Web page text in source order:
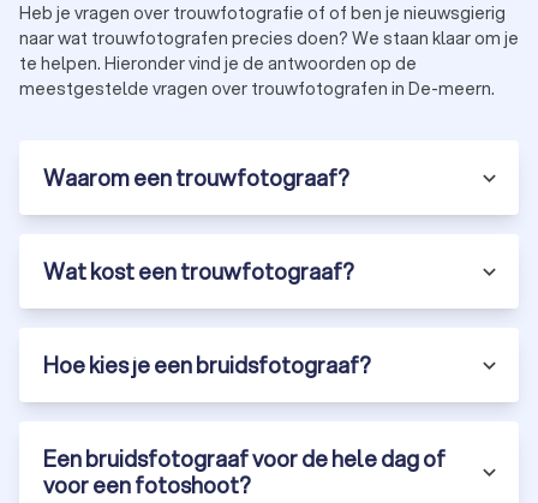
Heb je vragen over trouwfotografie of of ben je nieuwsgierig
naar wat trouwfotografen precies doen? We staan klaar om je
te helpen. Hieronder vind je de antwoorden op de
meestgestelde vragen over trouwfotografen in De-meern.
Waarom een trouwfotograaf?
Wat kost een trouwfotograaf?
Hoe kies je een bruidsfotograaf?
Een bruidsfotograaf voor de hele dag of
voor een fotoshoot?